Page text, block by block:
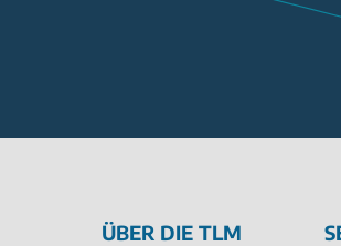
ÜBER DIE TLM